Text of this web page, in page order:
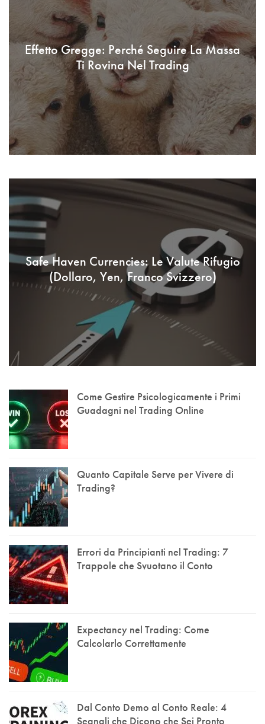
Effetto Gregge: Perché Seguire La Massa
Ti Rovina Nel Trading
Safe Haven Currencies: Le Valute Rifugio
(Dollaro, Yen, Franco Svizzero)
Come Gestire Psicologicamente i Primi
Guadagni nel Trading Online
Quanto Capitale Serve per Vivere di
Trading?
Errori da Principianti nel Trading: 7
Trappole che Svuotano il Conto
Expectancy nel Trading: Come
Calcolarlo Correttamente
Dal Conto Demo al Conto Reale: 4
Segnali che Dicono che Sei Pronto